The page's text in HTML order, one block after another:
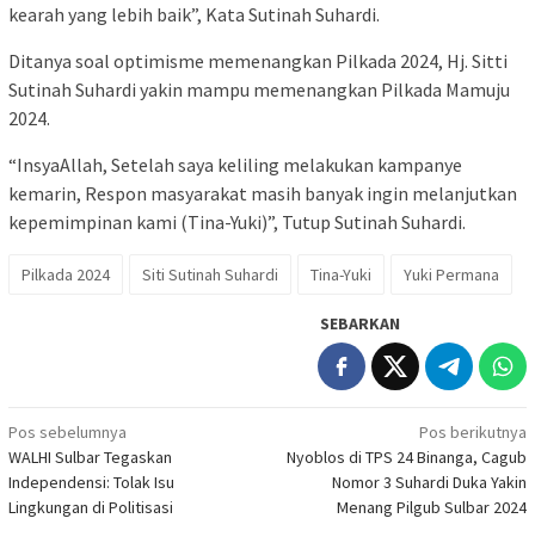
kearah yang lebih baik”, Kata Sutinah Suhardi.
Ditanya soal optimisme memenangkan Pilkada 2024, Hj. Sitti
Sutinah Suhardi yakin mampu memenangkan Pilkada Mamuju
2024.
“InsyaAllah, Setelah saya keliling melakukan kampanye
kemarin, Respon masyarakat masih banyak ingin melanjutkan
kepemimpinan kami (Tina-Yuki)”, Tutup Sutinah Suhardi.
Pilkada 2024 Siti Sutinah Suhardi Tina-Yuki Yuki Permana
SEBARKAN
Navigasi
pos
Pos sebelumnya
WALHI Sulbar Tegaskan
Independensi: Tolak Isu
Lingkungan di Politisasi
Pos berikutnya
Nyoblos di TPS 24 Binanga, Cagub
Nomor 3 Suhardi Duka Yakin
Menang Pilgub Sulbar 2024